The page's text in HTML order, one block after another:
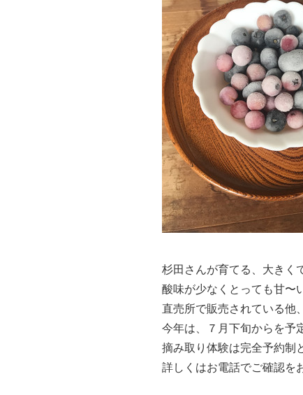
杉田さんが育てる、大きく
酸味が少なくとっても甘〜
直売所で販売されている他
今年は、７月下旬からを予
摘み取り体験は完全予約制
詳しくはお電話でご確認を